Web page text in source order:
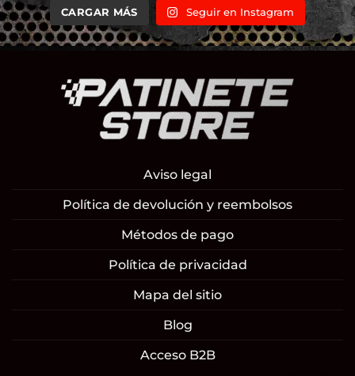
CARGAR MÁS Seguir en Instagram
Aviso legal
Política de devolución y reembolsos
Métodos de pago
Política de privacidad
Mapa del sitio
Blog
Acceso B2B